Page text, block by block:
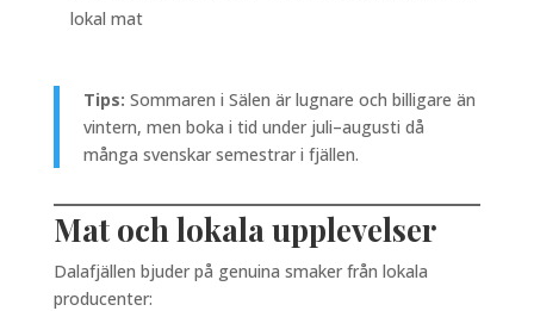
lokal mat
Tips: Sommaren i Sälen är lugnare och billigare än
vintern, men boka i tid under juli–augusti då
många svenskar semestrar i fjällen.
Mat och lokala upplevelser
Dalafjällen bjuder på genuina smaker från lokala
producenter: